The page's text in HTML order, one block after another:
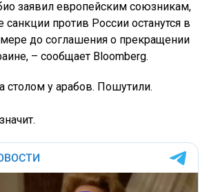
заявил европейским союзникам,
санкции против России останутся в
до соглашения о прекращении
– сообщает Bloomberg.
столом у арабов. Пошутили.